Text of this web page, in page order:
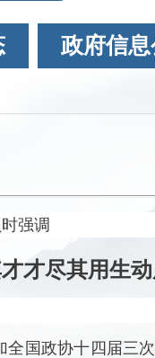
政府信
强调
才尽其用生
国政协十四届三